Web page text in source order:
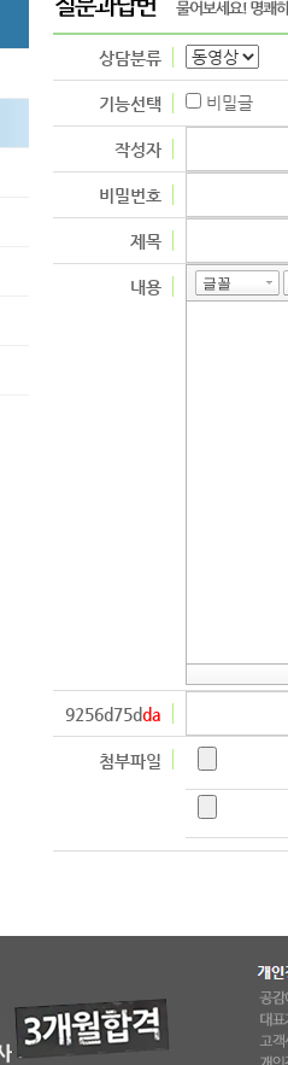
상담분류
기능선택 비밀글
작성자
비밀번호
제목
내용
9256d75dda
첨부파일